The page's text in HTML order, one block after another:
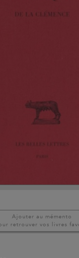
Ajouter au mémento
retrouver vos livres